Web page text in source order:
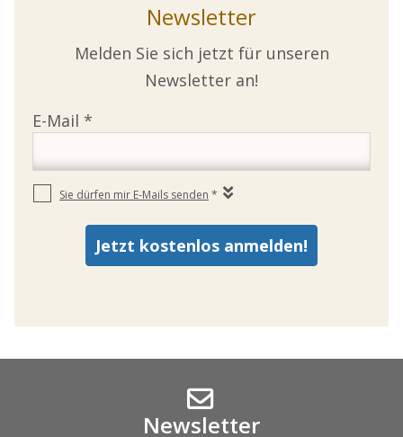
Newsletter
Melden Sie sich jetzt für unseren
Newsletter an!
Newsletter